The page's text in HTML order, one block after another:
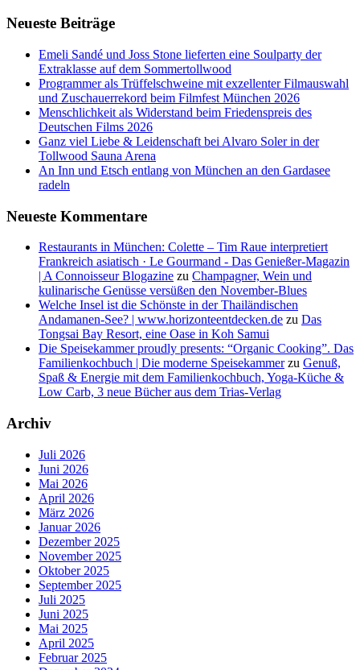
Neueste Beiträge
Emeli Sandé und Joss Stone lieferten eine Soulparty der
Extraklasse auf dem Sommertollwood
Programmer als Trüffelschweine mit exzellenter Filmauswahl
und Zuschauerrekord beim Filmfest München 2026
Menschlichkeit als Widerstand beim Friedenspreis des
Deutschen Films 2026
Ganz viel Liebe & Leidenschaft bei Alvaro Soler in der
Tollwood Sauna Arena
An Inn und Etsch entlang von München an den Gardasee
radeln
Neueste Kommentare
Restaurants in München: Colette – Tim Raue interpretiert
Frankreich asiatisch · Le Gourmand - Das Genießer-Magazin
| A Connoisseur Blogazine zu Champagner, Wein und
kulinarische Genüsse versüßen den November-Blues
Welche Insel ist die Schönste in der Thailändischen
Andamanen-See? | www.horizonteentdecken.de zu Das
Tongsai Bay Resort, eine Oase in Koh Samui
Die Speisekammer proudly presents: “Organic Cooking”. Das
Familienkochbuch | Die moderne Speisekammerzu Genuß,
Spaß & Energie mit dem Familienkochbuch, Yoga-Küche &
Low Carb, 3 neue Bücher aus dem Trias-Verlag
Archiv
Juli 2026
Juni 2026
Mai 2026
April 2026
März 2026
Januar 2026
Dezember 2025
November 2025
Oktober 2025
September 2025
Juli 2025
Juni 2025
Mai 2025
April 2025
Februar 2025